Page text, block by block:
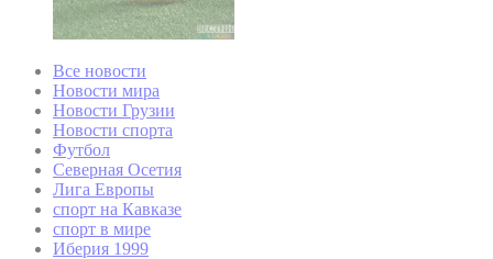
Все новости
Новости мира
Новости Грузии
Новости спорта
Футбол
Северная Осетия
Лига Европы
спорт на Кавказе
спорт в мире
Иберия 1999